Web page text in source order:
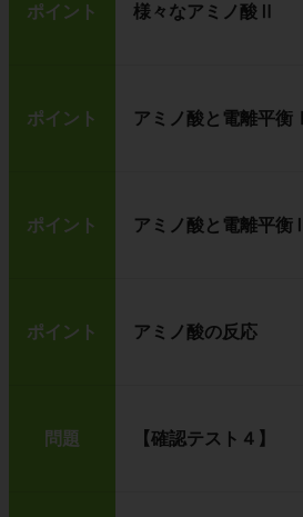
ポイント 様々なアミノ酸Ⅱ
ポイント アミノ酸と電離平衡Ⅰ
ポイント アミノ酸と電離平衡Ⅱ
ポイント アミノ酸の反応
問題 【確認テスト４】